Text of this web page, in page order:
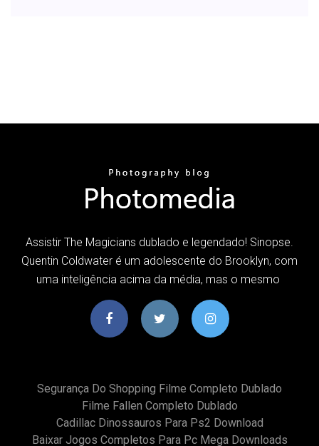
Assistir The Magicians dublado e legendado! Sinopse.
Quentin Coldwater é um adolescente do Brooklyn, com
uma inteligência acima da média, mas o mesmo
Segurança Do Shopping Filme Completo Dublado
Filme Fallen Completo Dublado
Cadillac Dinossauros Para Ps2 Download
Baixar Jogos Completos Para Pc Mega Downloads